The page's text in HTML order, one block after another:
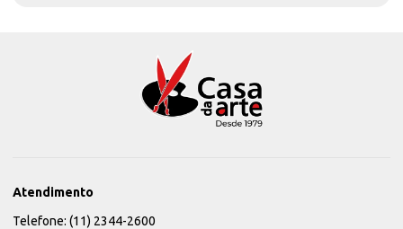
Atendimento
Telefone: (11) 2344-2600